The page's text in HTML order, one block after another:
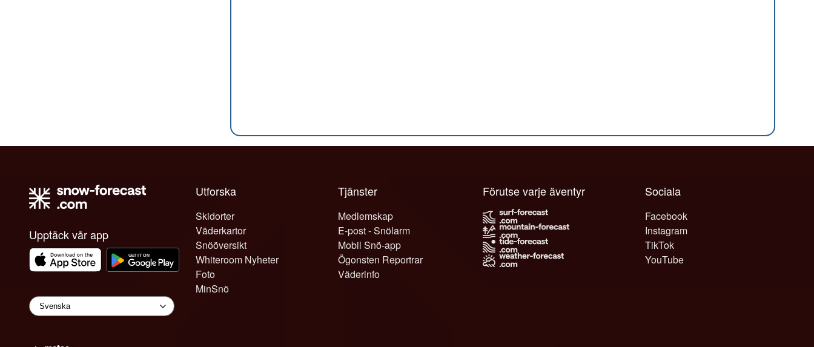
Upptäck vår app
Utforska
Skidorter
Väderkartor
Snööversikt
Whiteroom Nyheter
Foto
MinSnö
Tjänster
Medlemskap
E-post - Snölarm
Mobil Snö-app
Ögonsten Reportrar
Väderinfo
Sociala
Facebook
Instagram
TikTok
YouTube
Förutse varje äventyr